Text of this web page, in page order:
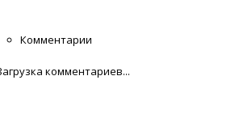
Комментарии
комментариев...